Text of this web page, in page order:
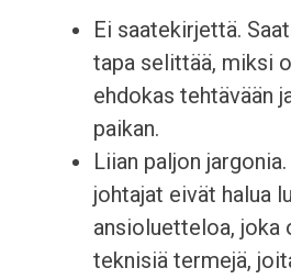
Ei saatekirjettä.
tapa selittää, miksi
ehdokas tehtävään
paikan.
Liian paljon
johtajat eivät halua
ansioluetteloa, joka
teknisiä termejä,